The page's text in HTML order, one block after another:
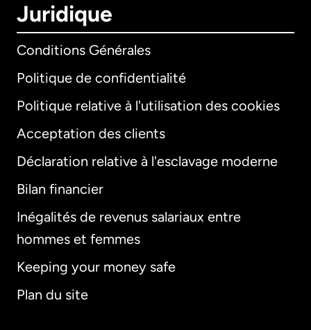
Juridique
Conditions Générales
Politique de confidentialité
Politique relative à l'utilisation des cookies
Acceptation des clients
Déclaration relative à l'esclavage moderne
Bilan financier
Inégalités de revenus salariaux entre
hommes et femmes
Keeping your money safe
Plan du site
International
Allemagne